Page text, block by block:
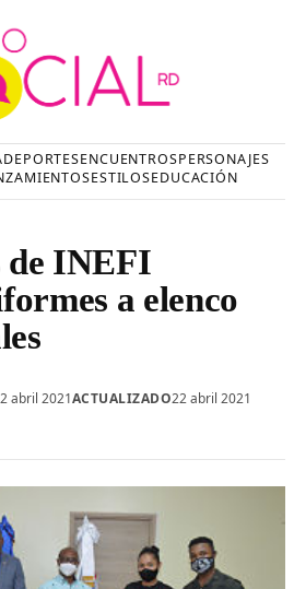
DEPORTESENCUENTROSPERSONAJES
ESTILOSEDUCACIÓN
de INEFI
a elenco
abril 2021ACTUALIZADO22 abril 2021